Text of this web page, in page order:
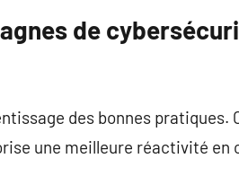
de
des bonnes pratiques.
une meilleure réactivité en